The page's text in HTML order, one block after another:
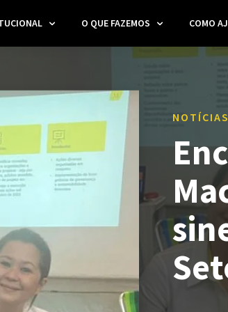
O QUE FAZEMOS COMO
NOTÍCIAS